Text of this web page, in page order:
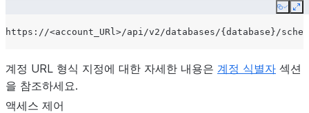
"""
  Assumes x < y.
  """
# Ensure x and y are treated as integers for range
Copy
계정 URL 형식 지정에 대한 자세한 내용은 계정 식별자 섹션
을 참조하세요.
액세스 제어